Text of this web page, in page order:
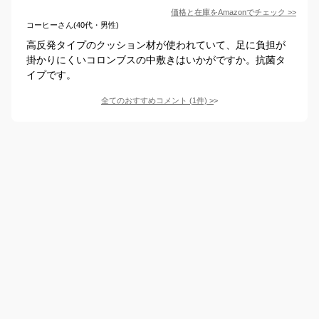
価格と在庫をAmazonでチェック >>
コーヒーさん(40代・男性)
高反発タイプのクッション材が使われていて、足に負担が
掛かりにくいコロンブスの中敷きはいかがですか。抗菌タ
イプです。
全てのおすすめコメント (1件) >